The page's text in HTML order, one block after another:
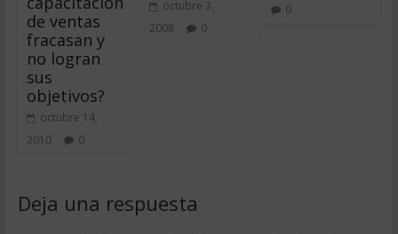
de ventas
fracasan y
no logran
sus
objetivos?
octubre 14,
2010
0
octubre 3,
2008
0
0
Deja una respuesta